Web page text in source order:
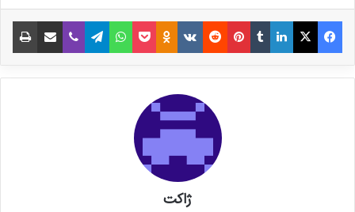
فیس بوک X لینکدین
‫تامبلر‫پین‌ترست
‫رددیت‫VKontakte
‫Odnoklassniki
پاکتواتس آپ تلگراموایبر اشتراک گذاری از طریق ایمیل
ژاکت